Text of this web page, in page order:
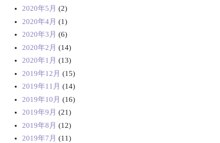
2020年5月 (2)
2020年4月 (1)
2020年3月 (6)
2020年2月 (14)
2020年1月 (13)
2019年12月 (15)
2019年11月 (14)
2019年10月 (16)
2019年9月 (21)
2019年8月 (12)
2019年7月 (11)